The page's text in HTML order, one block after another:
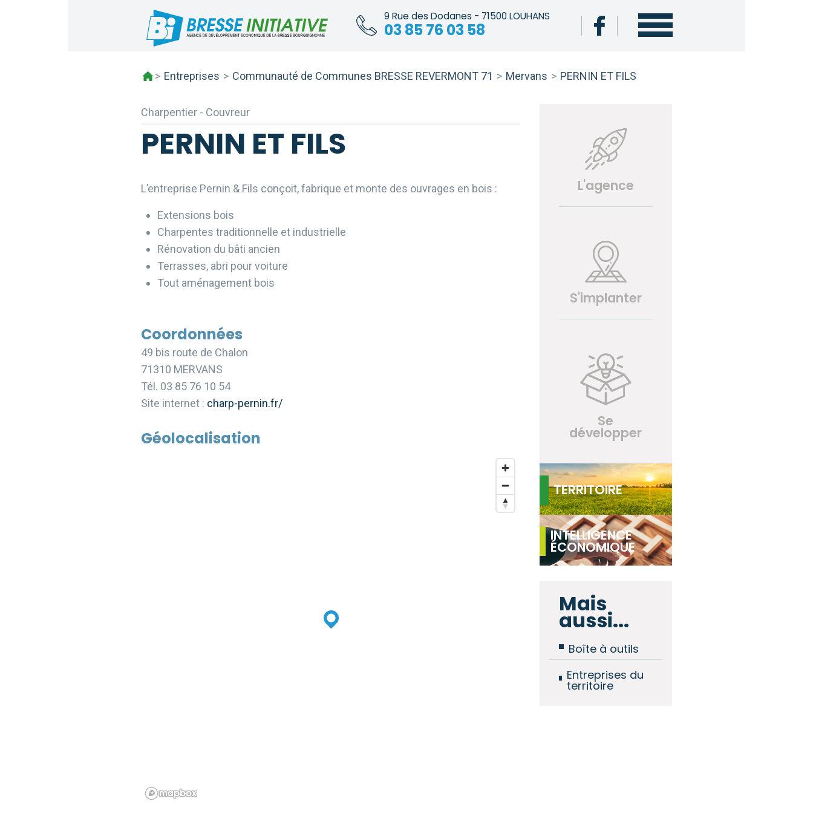
9 Rue des Dodanes - 71500 LOUHANS
03 85 76 03 58
> Entreprises > Communauté de Communes BRESSE REVERMONT 71 > Mervans > PERNIN ET FILS
Charpentier - Couvreur
PERNIN ET FILS
L’entreprise Pernin & Fils conçoit, fabrique et monte des ouvrages en bois :
Extensions bois
Charpentes traditionnelle et industrielle
Rénovation du bâti ancien
Terrasses, abri pour voiture
Tout aménagement bois
Coordonnées
49 bis route de Chalon
71310 MERVANS
Tél. 03 85 76 10 54
Site internet : charp-pernin.fr/
Géolocalisation
L'agence
S'implanter
Se
développer
TERRITOIRE
INTELLIGENCE
ÉCONOMIQUE
Mais
aussi...
Boîte à outils
Entreprises du
territoire